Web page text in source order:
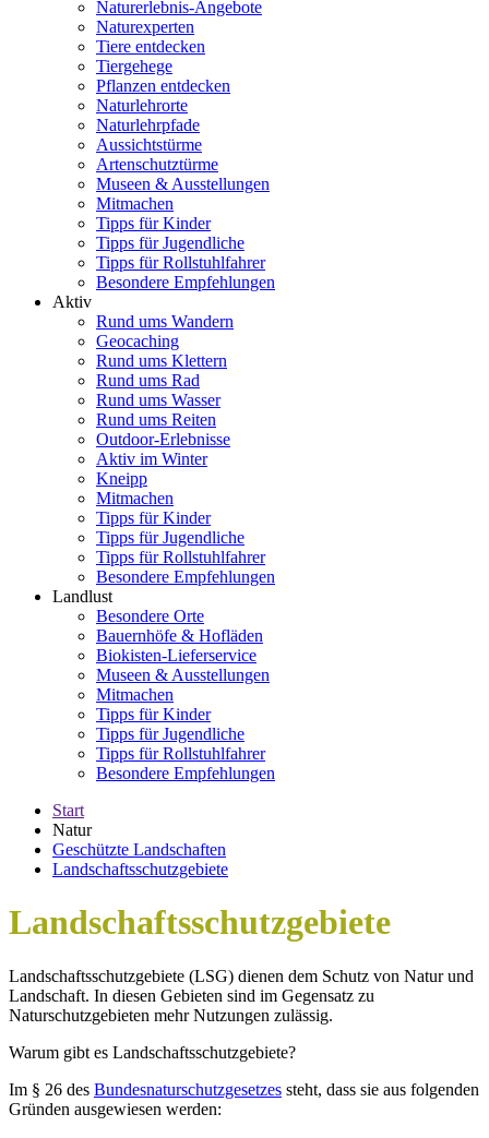
Naturerlebnis-Angebote
Naturexperten
Tiere entdecken
Tiergehege
Pflanzen entdecken
Naturlehrorte
Naturlehrpfade
Aussichtstürme
Artenschutztürme
Museen & Ausstellungen
Mitmachen
Tipps für Kinder
Tipps für Jugendliche
Tipps für Rollstuhlfahrer
Besondere Empfehlungen
Aktiv
Rund ums Wandern
Geocaching
Rund ums Klettern
Rund ums Rad
Rund ums Wasser
Rund ums Reiten
Outdoor-Erlebnisse
Aktiv im Winter
Kneipp
Mitmachen
Tipps für Kinder
Tipps für Jugendliche
Tipps für Rollstuhlfahrer
Besondere Empfehlungen
Landlust
Besondere Orte
Bauernhöfe & Hofläden
Biokisten-Lieferservice
Museen & Ausstellungen
Mitmachen
Tipps für Kinder
Tipps für Jugendliche
Tipps für Rollstuhlfahrer
Besondere Empfehlungen
Start
Natur
Geschützte Landschaften
Landschaftsschutzgebiete
Landschaftsschutzgebiete
Landschaftsschutzgebiete (LSG) dienen dem Schutz von Natur und
Landschaft. In diesen Gebieten sind im Gegensatz zu
Naturschutzgebieten mehr Nutzungen zulässig.
Warum gibt es Landschaftsschutzgebiete?
Im § 26 des Bundesnaturschutzgesetzes steht, dass sie aus folgenden
Gründen ausgewiesen werden: